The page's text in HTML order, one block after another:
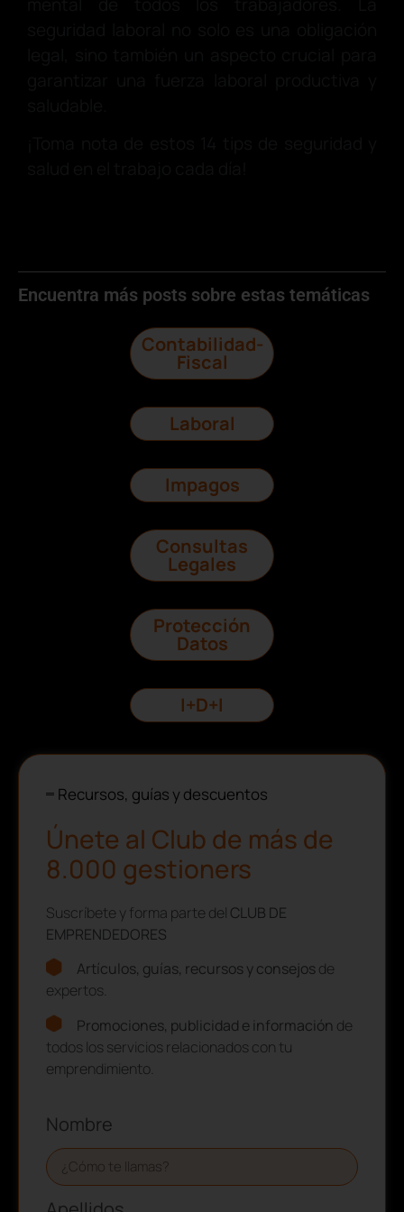
Encuentra más posts sobre estas temáticas
Contabilidad-
Fiscal
Laboral
Impagos
Consultas
Legales
Protección
Datos
I+D+I
Recursos, guías y descuentos
Únete al Club de más de
8.000 gestioners
Suscríbete y forma parte del CLUB DE
EMPRENDEDORES
Artículos, guías, recursos y consejosde
expertos.
Promociones, publicidad e información de
todos los servicios relacionados con tu
emprendimiento.
Nombre